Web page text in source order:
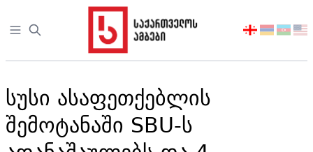
Open sidebar
აირჩიეთ
სუსი ასაფეთქებლის
შემოტანაში SBU-ს